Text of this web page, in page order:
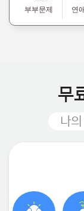
부부문제 연
무
나